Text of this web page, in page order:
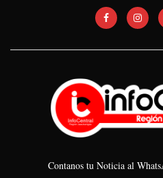
Contanos tu Noticia al